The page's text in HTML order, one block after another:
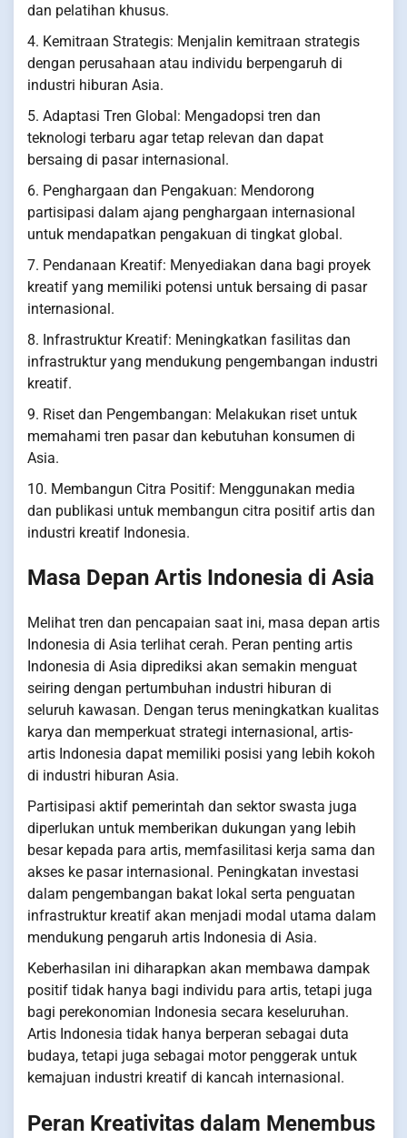
dan pelatihan khusus.
4. Kemitraan Strategis: Menjalin kemitraan strategis
dengan perusahaan atau individu berpengaruh di
industri hiburan Asia.
5. Adaptasi Tren Global: Mengadopsi tren dan
teknologi terbaru agar tetap relevan dan dapat
bersaing di pasar internasional.
6. Penghargaan dan Pengakuan: Mendorong
partisipasi dalam ajang penghargaan internasional
untuk mendapatkan pengakuan di tingkat global.
7. Pendanaan Kreatif: Menyediakan dana bagi proyek
kreatif yang memiliki potensi untuk bersaing di pasar
internasional.
8. Infrastruktur Kreatif: Meningkatkan fasilitas dan
infrastruktur yang mendukung pengembangan industri
kreatif.
9. Riset dan Pengembangan: Melakukan riset untuk
memahami tren pasar dan kebutuhan konsumen di
Asia.
10. Membangun Citra Positif: Menggunakan media
dan publikasi untuk membangun citra positif artis dan
industri kreatif Indonesia.
Masa Depan Artis Indonesia di Asia
Melihat tren dan pencapaian saat ini, masa depan artis
Indonesia di Asia terlihat cerah. Peran penting artis
Indonesia di Asia diprediksi akan semakin menguat
seiring dengan pertumbuhan industri hiburan di
seluruh kawasan. Dengan terus meningkatkan kualitas
karya dan memperkuat strategi internasional, artis-
artis Indonesia dapat memiliki posisi yang lebih kokoh
di industri hiburan Asia.
Partisipasi aktif pemerintah dan sektor swasta juga
diperlukan untuk memberikan dukungan yang lebih
besar kepada para artis, memfasilitasi kerja sama dan
akses ke pasar internasional. Peningkatan investasi
dalam pengembangan bakat lokal serta penguatan
infrastruktur kreatif akan menjadi modal utama dalam
mendukung pengaruh artis Indonesia di Asia.
Keberhasilan ini diharapkan akan membawa dampak
positif tidak hanya bagi individu para artis, tetapi juga
bagi perekonomian Indonesia secara keseluruhan.
Artis Indonesia tidak hanya berperan sebagai duta
budaya, tetapi juga sebagai motor penggerak untuk
kemajuan industri kreatif di kancah internasional.
Peran Kreativitas dalam Menembus